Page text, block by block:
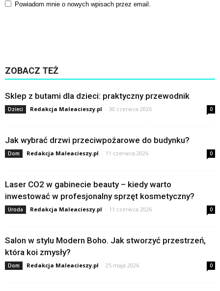
Powiadom mnie o nowych wpisach przez email.
ZOBACZ TEŻ
Sklep z butami dla dzieci: praktyczny przewodnik
Dzieci Redakcja Maleacieszy.pl - 30 czerwca 2026 0
Jak wybrać drzwi przeciwpożarowe do budynku?
Dom Redakcja Maleacieszy.pl - 11 czerwca 2026 0
Laser CO2 w gabinecie beauty – kiedy warto
inwestować w profesjonalny sprzęt kosmetyczny?
Uroda Redakcja Maleacieszy.pl - 11 czerwca 2026 0
Salon w stylu Modern Boho. Jak stworzyć przestrzeń,
która koi zmysły?
Dom Redakcja Maleacieszy.pl - 25 maja 2026 0